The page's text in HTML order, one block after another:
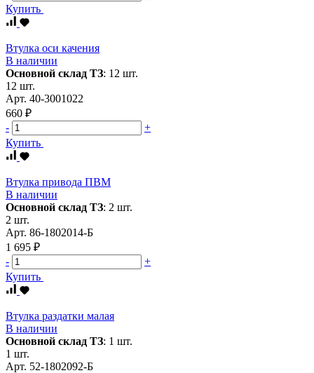
Купить
Втулка оси качения
В наличии
Основной склад ТЗ: 12 шт.
12 шт.
Арт. 40-3001022
660 ₽
-
+
Купить
Втулка привода ПВМ
В наличии
Основной склад ТЗ: 2 шт.
2 шт.
Арт. 86-1802014-Б
1 695 ₽
-
+
Купить
Втулка раздатки малая
В наличии
Основной склад ТЗ: 1 шт.
1 шт.
Арт. 52-1802092-Б